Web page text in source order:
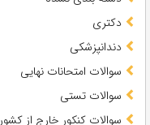
دکتری
دندانپزشکی
سوالات امتحانات نهایی
سوالات تستی
سوالات کنکور خارج از کشور